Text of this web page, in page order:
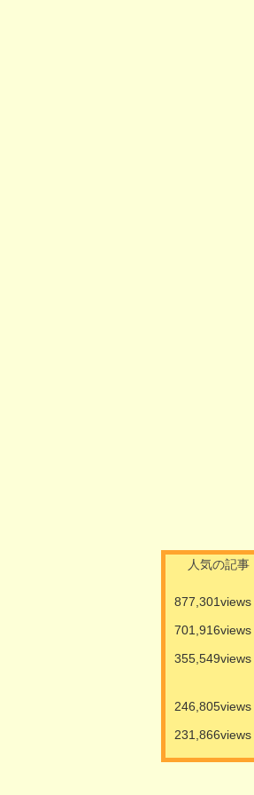
人気の記事
877,301views
701,916views
355,549views
246,805views
231,866views